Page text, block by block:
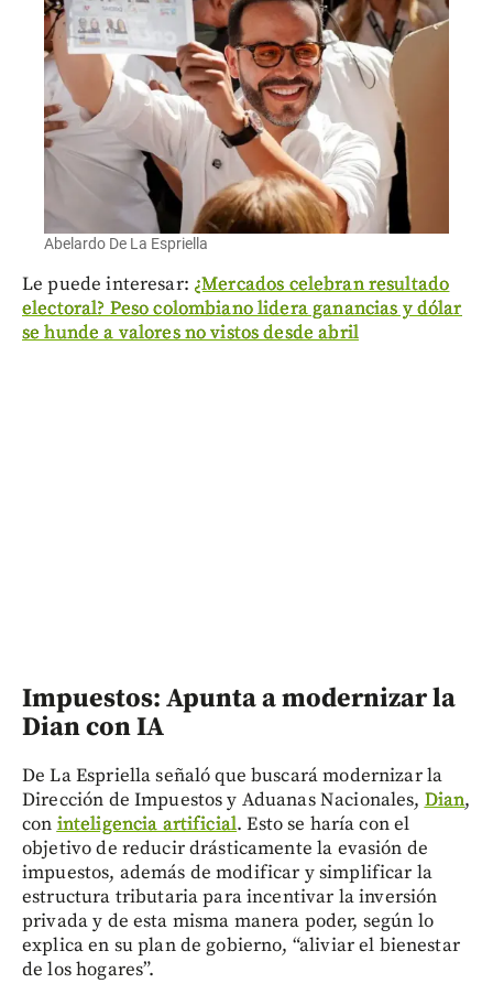
Abelardo De La Espriella
Le puede interesar: ¿Mercados celebran resultado
electoral? Peso colombiano lidera ganancias y dólar
se hunde a valores no vistos desde abril
Impuestos: Apunta a modernizar la
Dian con IA
De La Espriella señaló que buscará modernizar la
Dirección de Impuestos y Aduanas Nacionales, Dian,
con inteligencia artificial. Esto se haría con el
objetivo de reducir drásticamente la evasión de
impuestos, además de modificar y simplificar la
estructura tributaria para incentivar la inversión
privada y de esta misma manera poder, según lo
explica en su plan de gobierno, “aliviar el bienestar
de los hogares”.